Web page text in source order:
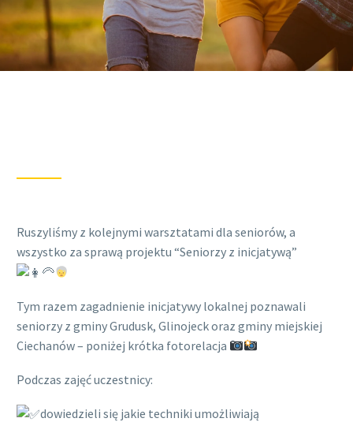
Ruszyliśmy z kolejnymi warsztatami dla seniorów, a
wszystko za sprawą projektu “Seniorzy z inicjatywą”
Tym razem zagadnienie inicjatywy lokalnej poznawali
seniorzy z gminy Grudusk, Glinojeck oraz gminy miejskiej
Ciechanów – poniżej krótka fotorelacja
Podczas zajęć uczestnicy:
dowiedzieli się jakie techniki umożliwiają